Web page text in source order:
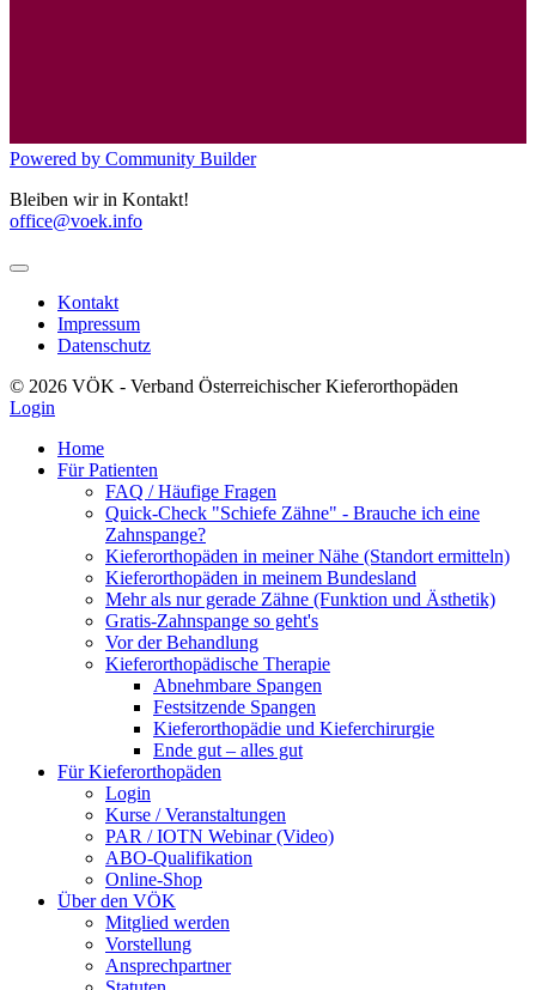
Powered by Community Builder
Bleiben wir in Kontakt!
office@voek.info
Kontakt
Impressum
Datenschutz
© 2026 VÖK - Verband Österreichischer Kieferorthopäden
Login
Home
Für Patienten
FAQ / Häufige Fragen
Quick-Check "Schiefe Zähne" - Brauche ich eine
Zahnspange?
Kieferorthopäden in meiner Nähe (Standort ermitteln)
Kieferorthopäden in meinem Bundesland
Mehr als nur gerade Zähne (Funktion und Ästhetik)
Gratis-Zahnspange so geht's
Vor der Behandlung
Kieferorthopädische Therapie
Abnehmbare Spangen
Festsitzende Spangen
Kieferorthopädie und Kieferchirurgie
Ende gut – alles gut
Für Kieferorthopäden
Login
Kurse / Veranstaltungen
PAR / IOTN Webinar (Video)
ABO-Qualifikation
Online-Shop
Über den VÖK
Mitglied werden
Vorstellung
Ansprechpartner